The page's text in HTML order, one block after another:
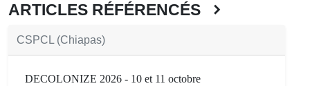
ARTICLES RÉFÉRENCÉS
CSPCL (Chiapas)
DECOLONIZE 2026 - 10 et 11 octobre